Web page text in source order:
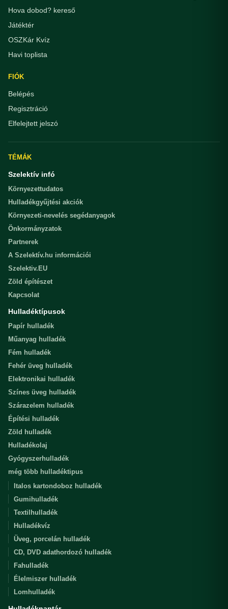
Hova dobod? kereső
Játéktér
OSZKár Kvíz
Havi toplista
FIÓK
Belépés
Regisztráció
Elfelejtett jelszó
TÉMÁK
Szelektív infó
Környezettudatos
Hulladékgyűjtési akciók
Környezeti-nevelés segédanyagok
Önkormányzatok
Partnerek
A Szelektív.hu információi
Szelektiv.EU
Zöld építészet
Kapcsolat
Hulladéktípusok
Papír hulladék
Műanyag hulladék
Fém hulladék
Fehér üveg hulladék
Elektronikai hulladék
Színes üveg hulladék
Szárazelem hulladék
Építési hulladék
Zöld hulladék
Hulladékolaj
Gyógyszerhulladék
még több hulladéktipus
Italos kartondoboz hulladék
Gumihulladék
Textilhulladék
Hulladékvíz
Üveg, porcelán hulladék
CD, DVD adathordozó hulladék
Fahulladék
Élelmiszer hulladék
Lomhulladék